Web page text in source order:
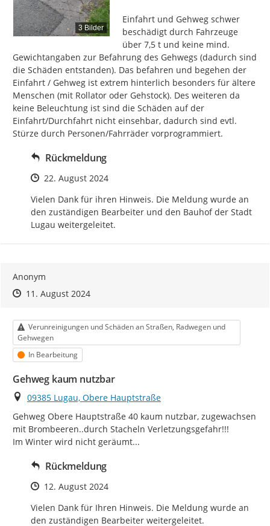
3 Bilder
Einfahrt und Gehweg schwer
beschädigt durch Fahrzeuge
über 7,5 t und keine mind.
Gewichtangaben zur Befahrung des Gehwegs (dadurch sind
die Schäden entstanden). Das befahren und begehen der
Einfahrt / Gehweg ist extrem hinterlich besonders für ältere
Menschen (mit Rollator oder Gehstock). Des weiteren da
keine Beleuchtung ist sind die Schäden auf der
Einfahrt/Durchfahrt nicht einsehbar, dadurch sind evtl.
Stürze durch Personen/Fahrräder vorprogrammiert.
Rückmeldung
Zeitpunkt des Erstellens
22. August 2024
Vielen Dank für ihren Hinweis. Die Meldung wurde an
den zuständigen Bearbeiter und den Bauhof der Stadt
Lugau weitergeleitet.
Anonym
Zeitpunkt des Erstellens
Zeitpunkt des Erstellens
11. August 2024Zur Äußerung
Kategorie
Verunreinigungen und Schäden an Straßen, Radwegen und
Gehwegen
Status
In Bearbeitung
Gehweg kaum nutzbar
Ort
09385 Lugau, Obere Hauptstraße
Gehweg Obere Hauptstraße 40 kaum nutzbar, zugewachsen
mit Brombeeren..durch Stacheln Verletzungsgefahr!!!
Im Winter wird nicht geräumt...
Rückmeldung
Zeitpunkt des Erstellens
12. August 2024
Vielen Dank für Ihren Hinweis. Die Meldung wurde an
den zuständigen Bearbeiter weitergeleitet.